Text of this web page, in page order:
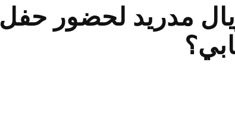
مدريد لحضور حفل